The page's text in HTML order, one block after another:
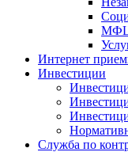
Интернет
Инвестиции
Служба по